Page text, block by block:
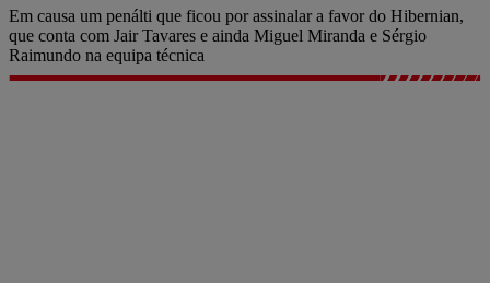
Em causa um penálti que ficou por assinalar a favor do Hibernian,
que conta com Jair Tavares e ainda Miguel Miranda e Sérgio
Raimundo na equipa técnica